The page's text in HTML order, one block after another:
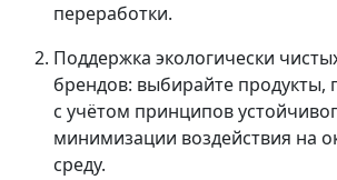
переработки.
Поддержка экологически
брендов: выбирайте продукты,
с учётом принципов
минимизации воздействия на
среду.